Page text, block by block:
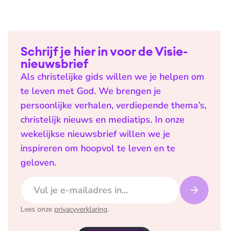
Schrijf je hier in voor de Visie-
nieuwsbrief
Als christelijke gids willen we je helpen om
te leven met God. We brengen je
persoonlijke verhalen, verdiepende thema’s,
christelijk nieuws en mediatips. In onze
wekelijkse nieuwsbrief willen we je
inspireren om hoopvol te leven en te
geloven.
Lees onze privacyverklaring.